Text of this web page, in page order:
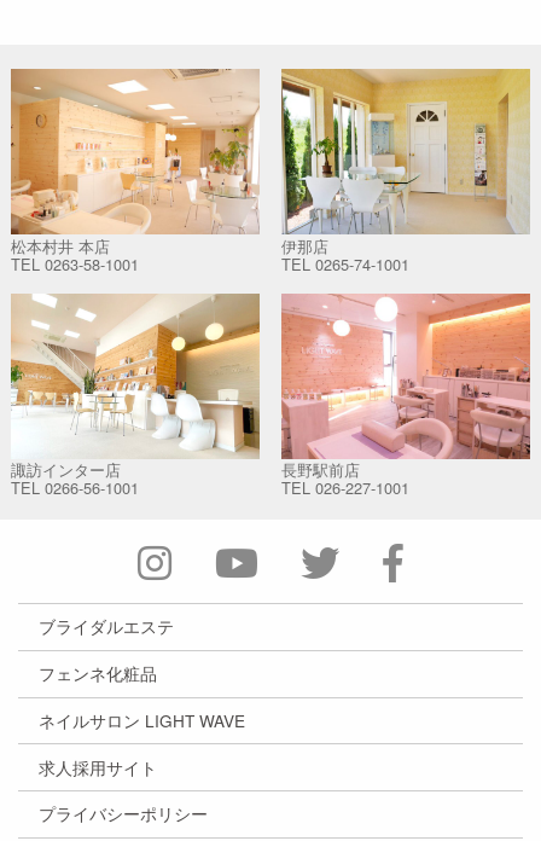
松本村井 本店
TEL 0263-58-1001
伊那店
TEL 0265-74-1001
諏訪インター店
TEL 0266-56-1001
長野駅前店
TEL 026-227-1001
ブライダルエステ
フェンネ化粧品
ネイルサロン LIGHT WAVE
求人採用サイト
プライバシーポリシー